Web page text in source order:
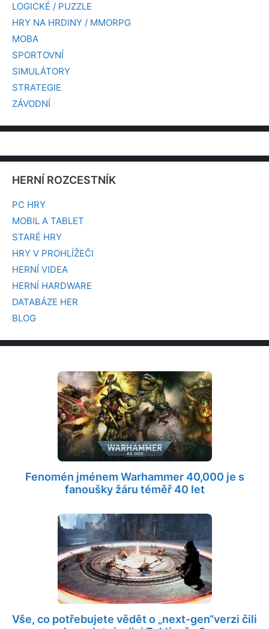
LOGICKÉ / PUZZLE
HRY NA HRDINY / MMORPG
MOBA
SPORTOVNÍ
SIMULÁTORY
STRATEGIE
ZÁVODNÍ
HERNÍ ROZCESTNÍK
PC HRY
MOBIL A TABLET
STARÉ HRY
HRY V PROHLÍŽEČI
HERNÍ VIDEA
HERNÍ HARDWARE
DATABÁZE HER
BLOG
Fenomén jménem Warhammer 40,000 je s
fanoušky žáru téměř 40 let
Vše, co potřebujete vědět o „next-gen“verzi čili